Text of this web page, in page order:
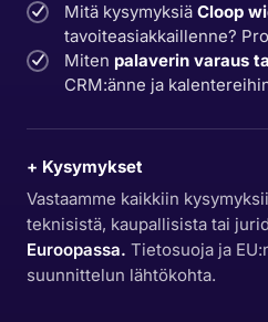
Mitä kysymyksiä Cloop
tavoiteasiakkaillenne?
Miten palaverin varaus
CRM:änne ja
+ Kysymykset
Vastaamme kaikkiin
teknisistä, kaupallisista tai
Euroopassa. Tietosuoja ja
suunnittelun lähtökohta.